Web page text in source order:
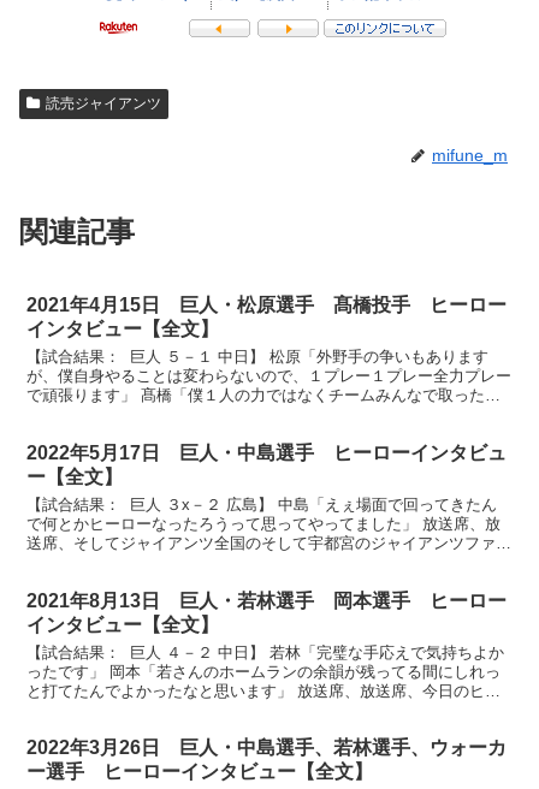
読売ジャイアンツ
mifune_m
関連記事
2021年4月15日 巨人・松原選手 髙橋投手 ヒーロー
インタビュー【全文】
【試合結果： 巨人 ５－１ 中日】 松原「外野手の争いもあります
が、僕自身やることは変わらないので、１プレー１プレー全力プレー
で頑張ります」 髙橋「僕１人の力ではなくチームみんなで取った勝
2022年5月17日 巨人・中島選手 ヒーローインタビュ
ー【全文】
【試合結果： 巨人 ３x－２ 広島】 中島「えぇ場面で回ってきたん
で何とかヒーローなったろうって思ってやってました」 放送席、放
送席、そしてジャイアンツ全国のそして宇都宮のジャイアンツファン
2021年8月13日 巨人・若林選手 岡本選手 ヒーロー
インタビュー【全文】
【試合結果： 巨人 ４－２ 中日】 若林「完璧な手応えで気持ちよか
ったです」 岡本「若さんのホームランの余韻が残ってる間にしれっ
と打てたんでよかったなと思います」 放送席、放送席、今日のヒー
2022年3月26日 巨人・中島選手、若林選手、ウォーカ
ー選手 ヒーローインタビュー【全文】